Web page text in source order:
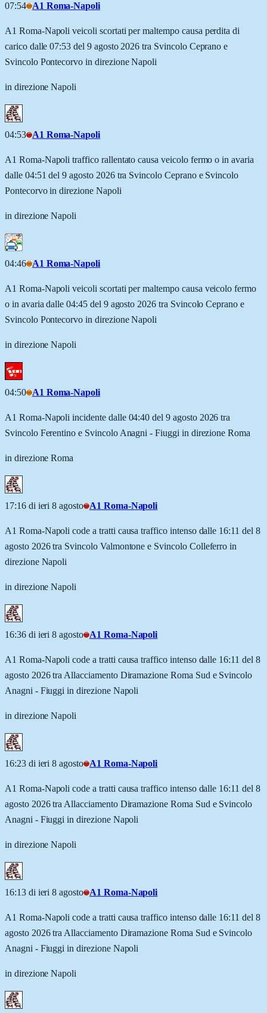
07:54 A1 Roma-Napoli
A1 Roma-Napoli veicoli scortati per maltempo causa perdita di
carico dalle 07:53 del 9 agosto 2026 tra Svincolo Ceprano e
Svincolo Pontecorvo in direzione Napoli
in direzione Napoli
04:53 A1 Roma-Napoli
A1 Roma-Napoli traffico rallentato causa veicolo fermo o in avaria
dalle 04:51 del 9 agosto 2026 tra Svincolo Ceprano e Svincolo
Pontecorvo in direzione Napoli
in direzione Napoli
04:46 A1 Roma-Napoli
A1 Roma-Napoli veicoli scortati per maltempo causa veicolo fermo
o in avaria dalle 04:45 del 9 agosto 2026 tra Svincolo Ceprano e
Svincolo Pontecorvo in direzione Napoli
in direzione Napoli
04:50 A1 Roma-Napoli
A1 Roma-Napoli incidente dalle 04:40 del 9 agosto 2026 tra
Svincolo Ferentino e Svincolo Anagni - Fiuggi in direzione Roma
in direzione Roma
17:16 di ieri 8 agosto A1 Roma-Napoli
A1 Roma-Napoli code a tratti causa traffico intenso dalle 16:11 del 8
agosto 2026 tra Svincolo Valmontone e Svincolo Colleferro in
direzione Napoli
in direzione Napoli
16:36 di ieri 8 agosto A1 Roma-Napoli
A1 Roma-Napoli code a tratti causa traffico intenso dalle 16:11 del 8
agosto 2026 tra Allacciamento Diramazione Roma Sud e Svincolo
Anagni - Fiuggi in direzione Napoli
in direzione Napoli
16:23 di ieri 8 agosto A1 Roma-Napoli
A1 Roma-Napoli code a tratti causa traffico intenso dalle 16:11 del 8
agosto 2026 tra Allacciamento Diramazione Roma Sud e Svincolo
Anagni - Fiuggi in direzione Napoli
in direzione Napoli
16:13 di ieri 8 agosto A1 Roma-Napoli
A1 Roma-Napoli code a tratti causa traffico intenso dalle 16:11 del 8
agosto 2026 tra Allacciamento Diramazione Roma Sud e Svincolo
Anagni - Fiuggi in direzione Napoli
in direzione Napoli